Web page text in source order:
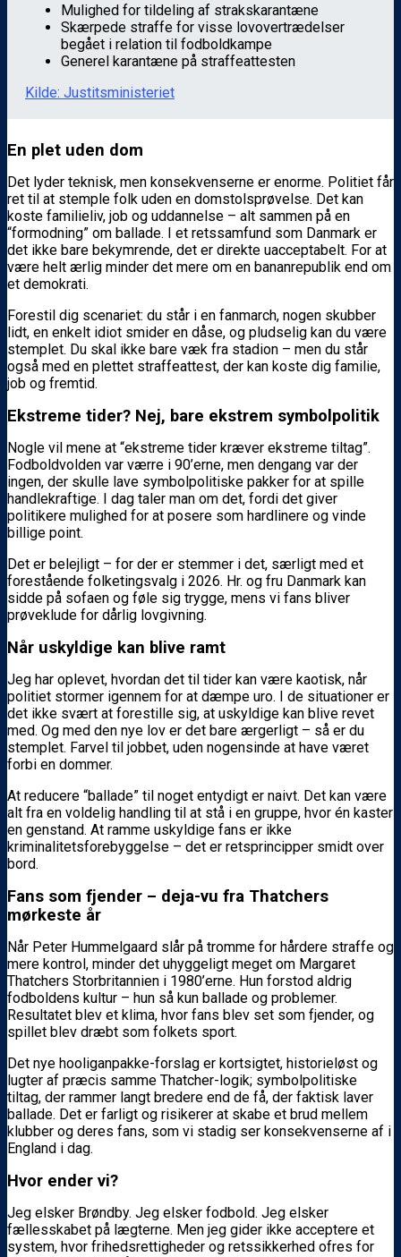
Mulighed for tildeling af strakskarantæne
Skærpede straffe for visse lovovertrædelser
begået i relation til fodboldkampe
Generel karantæne på straffeattesten
Kilde: Justitsministeriet
En plet uden dom
Det lyder teknisk, men konsekvenserne er enorme. Politiet får
ret til at stemple folk uden en domstolsprøvelse. Det kan
koste familieliv, job og uddannelse – alt sammen på en
“formodning” om ballade. I et retssamfund som Danmark er
det ikke bare bekymrende, det er direkte uacceptabelt. For at
være helt ærlig minder det mere om en bananrepublik end om
et demokrati.
Forestil dig scenariet: du står i en fanmarch, nogen skubber
lidt, en enkelt idiot smider en dåse, og pludselig kan du være
stemplet. Du skal ikke bare væk fra stadion – men du står
også med en plettet straffeattest, der kan koste dig familie,
job og fremtid.
Ekstreme tider? Nej, bare ekstrem symbolpolitik
Nogle vil mene at “ekstreme tider kræver ekstreme tiltag”.
Fodboldvolden var værre i 90’erne, men dengang var der
ingen, der skulle lave symbolpolitiske pakker for at spille
handlekraftige. I dag taler man om det, fordi det giver
politikere mulighed for at posere som hardlinere og vinde
billige point.
Det er belejligt – for der er stemmer i det, særligt med et
forestående folketingsvalg i 2026. Hr. og fru Danmark kan
sidde på sofaen og føle sig trygge, mens vi fans bliver
prøveklude for dårlig lovgivning.
Når uskyldige kan blive ramt
Jeg har oplevet, hvordan det til tider kan være kaotisk, når
politiet stormer igennem for at dæmpe uro. I de situationer er
det ikke svært at forestille sig, at uskyldige kan blive revet
med. Og med den nye lov er det bare ærgerligt – så er du
stemplet. Farvel til jobbet, uden nogensinde at have været
forbi en dommer.
At reducere “ballade” til noget entydigt er naivt. Det kan være
alt fra en voldelig handling til at stå i en gruppe, hvor én kaster
en genstand. At ramme uskyldige fans er ikke
kriminalitetsforebyggelse – det er retsprincipper smidt over
bord.
Fans som fjender – deja-vu fra Thatchers
mørkeste år
Når Peter Hummelgaard slår på tromme for hårdere straffe og
mere kontrol, minder det uhyggeligt meget om Margaret
Thatchers Storbritannien i 1980’erne. Hun forstod aldrig
fodboldens kultur – hun så kun ballade og problemer.
Resultatet blev et klima, hvor fans blev set som fjender, og
spillet blev dræbt som folkets sport.
Det nye hooliganpakke-forslag er kortsigtet, historieløst og
lugter af præcis samme Thatcher-logik; symbolpolitiske
tiltag, der rammer langt bredere end de få, der faktisk laver
ballade. Det er farligt og risikerer at skabe et brud mellem
klubber og deres fans, som vi stadig ser konsekvenserne af i
England i dag.
Hvor ender vi?
Jeg elsker Brøndby. Jeg elsker fodbold. Jeg elsker
fællesskabet på lægterne. Men jeg gider ikke acceptere et
system, hvor frihedsrettigheder og retssikkerhed ofres for